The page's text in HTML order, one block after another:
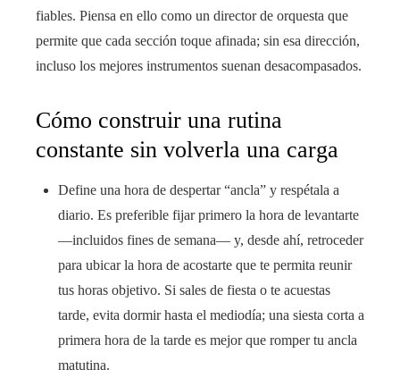
fiables. Piensa en ello como un director de orquesta que
permite que cada sección toque afinada; sin esa dirección,
incluso los mejores instrumentos suenan desacompasados.
Cómo construir una rutina
constante sin volverla una carga
Define una hora de despertar “ancla” y respétala a
diario. Es preferible fijar primero la hora de levantarte
—incluidos fines de semana— y, desde ahí, retroceder
para ubicar la hora de acostarte que te permita reunir
tus horas objetivo. Si sales de fiesta o te acuestas
tarde, evita dormir hasta el mediodía; una siesta corta a
primera hora de la tarde es mejor que romper tu ancla
matutina.